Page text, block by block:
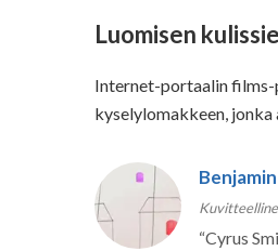
Luomisen
Internet-portaalin films-
kyselylomakkeen, jonka
“Cyrus